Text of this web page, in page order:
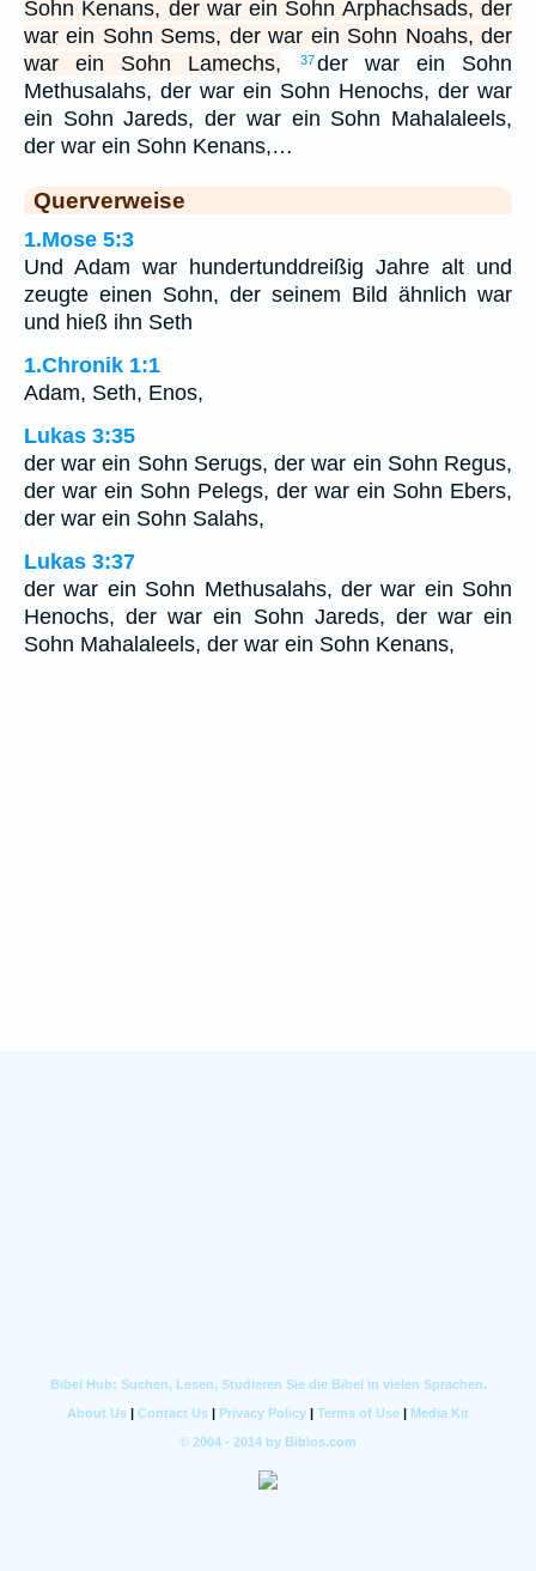
Sohn Kenans, der war ein Sohn Arphachsads, der
war ein Sohn Sems, der war ein Sohn Noahs, der
war ein Sohn Lamechs,
37 der war ein Sohn
Methusalahs, der war ein Sohn Henochs, der war
ein Sohn Jareds, der war ein Sohn Mahalaleels,
der war ein Sohn Kenans,…
Querverweise
1.Mose 5:3
Und Adam war hundertunddreißig Jahre alt und
zeugte einen Sohn, der seinem Bild ähnlich war
und hieß ihn Seth
1.Chronik 1:1
Adam, Seth, Enos,
Lukas 3:35
der war ein Sohn Serugs, der war ein Sohn Regus,
der war ein Sohn Pelegs, der war ein Sohn Ebers,
der war ein Sohn Salahs,
Lukas 3:37
der war ein Sohn Methusalahs, der war ein Sohn
Henochs, der war ein Sohn Jareds, der war ein
Sohn Mahalaleels, der war ein Sohn Kenans,